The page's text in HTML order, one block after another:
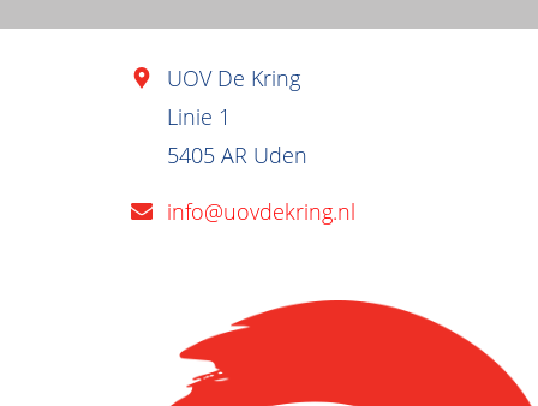
UOV De Kring
Linie 1
5405 AR Uden
info@uovdekring.nl